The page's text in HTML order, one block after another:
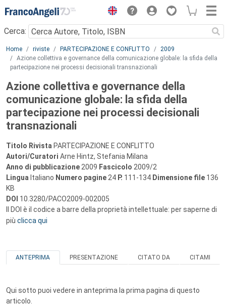
Menu
Cerca:
Main content
Home riviste PARTECIPAZIONE E CONFLITTO
2009
Azione collettiva e governance della comunicazione globale: la sfida della
partecipazione nei processi decisionali transnazionali
Azione collettiva e governance della
comunicazione globale: la sfida della
partecipazione nei processi decisionali
transnazionali
Titolo Rivista PARTECIPAZIONE E CONFLITTO
Autori/Curatori Arne Hintz, Stefania Milana
Anno di pubblicazione 2009 Fascicolo 2009/2
Lingua Italiano Numero pagine 24 P. 111-134 Dimensione file 136
KB
DOI 10.3280/PACO2009-002005
Il DOI è il codice a barre della proprietà intellettuale: per saperne di
più clicca qui
ANTEPRIMA PRESENTAZIONE CITATO DA CITAMI
Qui sotto puoi vedere in anteprima la prima pagina di questo
articolo.